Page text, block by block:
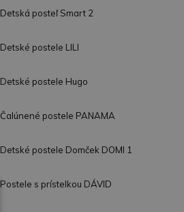
Detská posteľ Smart 2
Detské postele LILI
Detské postele Hugo
Čalúnené postele PANAMA
Detské postele Domček DOMI 1
Postele s prístelkou DÁVID